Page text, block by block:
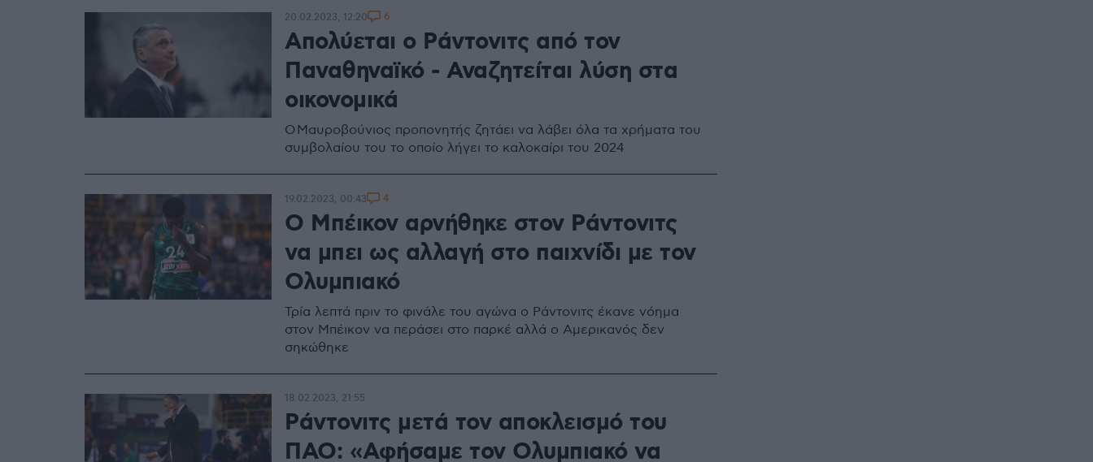
Απολύεται ο Ράντονιτς από τον
Παναθηναϊκό - Αναζητείται λύση στα
οικονομικά
Ο Μαυροβούνιος προπονητής ζητάει να λάβει όλα τα χρήματα του
συμβολαίου του το οποίο λήγει το καλοκαίρι του 2024
20.02.2023, 12:20 6
Ο Μπέικον αρνήθηκε στον Ράντονιτς
να μπει ως αλλαγή στο παιχνίδι με τον
Ολυμπιακό
Τρία λεπτά πριν το φινάλε του αγώνα ο Ράντονιτς έκανε νόημα
στον Μπέικον να περάσει στο παρκέ αλλά ο Αμερικανός δεν
σηκώθηκε
19.02.2023, 00:43 4
Ράντονιτς μετά τον αποκλεισμό του
ΠΑΟ: «Αφήσαμε τον Ολυμπιακό να
18.02.2023, 21:55